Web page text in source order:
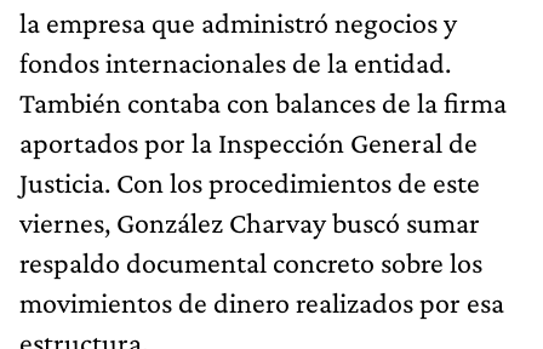
la empresa que administró negocios y
fondos internacionales de la entidad.
También contaba con balances de la firma
aportados por la Inspección General de
Justicia. Con los procedimientos de este
viernes, González Charvay buscó sumar
respaldo documental concreto sobre los
movimientos de dinero realizados por esa
estructura.